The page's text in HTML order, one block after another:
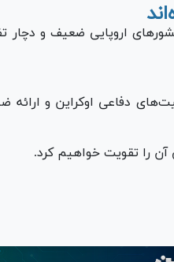
اروپایی ضعیف و دچار
دفاعی اوکراین و ارائه
را تقویت خواهیم کرد.